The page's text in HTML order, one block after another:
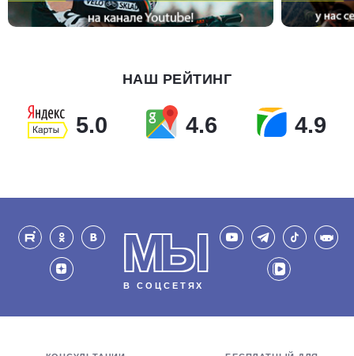
НАШ РЕЙТИНГ
5.0 4.6 4.9
МЫ
В СОЦСЕТЯХ